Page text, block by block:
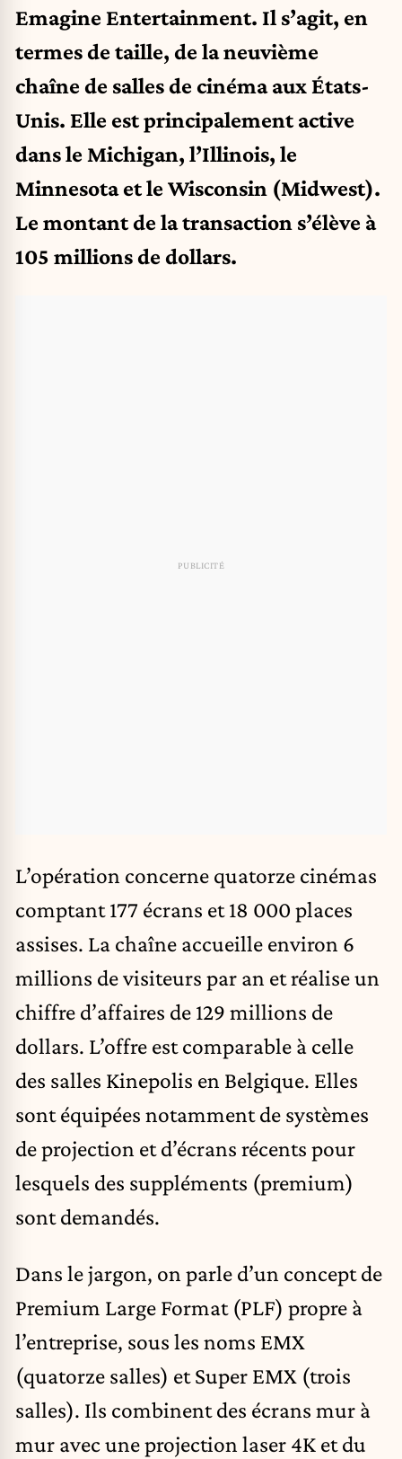
Emagine Entertainment. Il s’agit, en
termes de taille, de la neuvième
chaîne de salles de cinéma aux États-
Unis. Elle est principalement active
dans le Michigan, l’Illinois, le
Minnesota et le Wisconsin (Midwest).
Le montant de la transaction s’élève à
105 millions de dollars.
L’opération concerne quatorze cinémas
comptant 177 écrans et 18 000 places
assises. La chaîne accueille environ 6
millions de visiteurs par an et réalise un
chiffre d’affaires de 129 millions de
dollars. L’offre est comparable à celle
des salles Kinepolis en Belgique. Elles
sont équipées notamment de systèmes
de projection et d’écrans récents pour
lesquels des suppléments (premium)
sont demandés.
Dans le jargon, on parle d’un concept de
Premium Large Format (PLF) propre à
l’entreprise, sous les noms EMX
(quatorze salles) et Super EMX (trois
salles). Ils combinent des écrans mur à
mur avec une projection laser 4K et du